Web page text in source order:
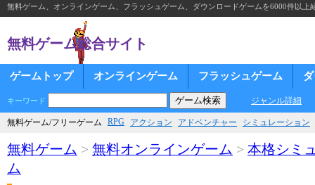
無料ゲーム、オンラインゲーム、フラッシュゲーム、ダウンロードゲームを6000件以上
無料ゲーム総合サイト
ゲームトップ オンラインゲーム フラッシュゲーム
キーワード ジャンル詳細
無料ゲーム/フリーゲーム RPG アクション アドベンチャー シミュレーション
無料ゲーム > 無料オンラインゲーム > 本格シミ
ム